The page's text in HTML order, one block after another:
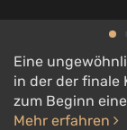
Eine
in der der finale
zum Beginn
Mehr erfahren